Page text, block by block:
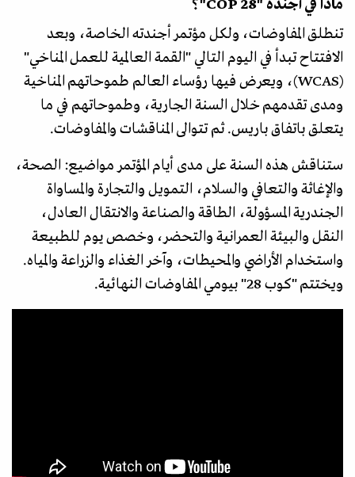
ماذا في أجندة "COP 28"؟
تنطلق المفاوضات، ولكل مؤتمر أجندته الخاصة، وبعد
الافتتاح تبدأ في اليوم التالي "القمة العالمية للعمل المناخي"
(WCAS)، ويعرض فيها رؤساء العالم طموحاتهم المناخية
ومدى تقدمهم خلال السنة الجارية، وطموحاتهم في ما
يتعلق باتفاق باريس. ثم تتوالى المناقشات والمفاوضات.
ستناقش هذه السنة على مدى أيام المؤتمر مواضيع: الصحة،
والإغاثة والتعافي والسلام، التمويل والتجارة والمساواة
الجندرية المسؤولة، الطاقة والصناعة والانتقال العادل،
النقل والبيئة العمرانية والتحضر، وخصص يوم للطبيعة
واستخدام الأراضي والمحيطات، وآخر الغذاء والزراعة والمياه.
ويختتم "كوب 28" بيومي المفاوضات النهائية.